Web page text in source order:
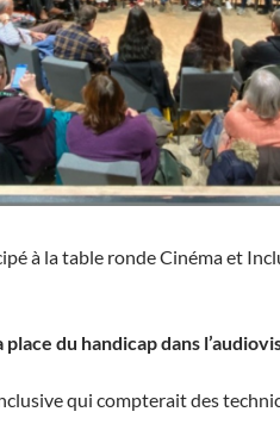
à la table ronde Cinéma et
place du handicap dans
qui compterait des